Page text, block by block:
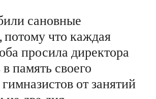
сановные
что каждая
просила директора
память своего
от занятий